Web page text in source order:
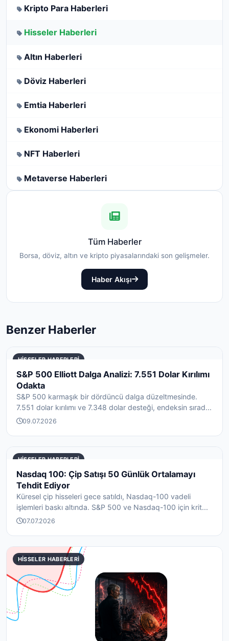
Kripto Para Haberleri
Hisseler Haberleri
Altın Haberleri
Döviz Haberleri
Emtia Haberleri
Ekonomi Haberleri
NFT Haberleri
Metaverse Haberleri
Tüm Haberler
Borsa, döviz, altın ve kripto piyasalarındaki son gelişmeler.
Haber Akışı
Benzer Haberler
HISSELER HABERLERI
S&P 500 Elliott Dalga Analizi: 7.551 Dolar Kırılımı
Odakta
S&P 500 karmaşık bir dördüncü dalga düzeltmesinde.
7.551 dolar kırılımı ve 7.348 dolar desteği, endeksin sırad...
09.07.2026
HISSELER HABERLERI
Nasdaq 100: Çip Satışı 50 Günlük Ortalamayı
Tehdit Ediyor
Küresel çip hisseleri gece satıldı, Nasdaq-100 vadeli
işlemleri baskı altında. S&P 500 ve Nasdaq-100 için krit...
07.07.2026
HISSELER HABERLERI